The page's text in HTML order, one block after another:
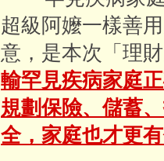
超級阿嬤一樣善
意，是本次「理
輸罕見疾病家庭
規劃保險、儲蓄
全，家庭也才更